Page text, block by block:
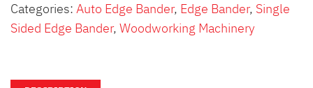
Categories: Auto Edge Bander, Edge Bander, Single
Sided Edge Bander, Woodworking Machinery